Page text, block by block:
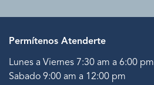
Permítenos Atenderte
Lunes a Viernes 7:30 am a 6:00 pm
Sabado 9:00 am a 12:00 pm